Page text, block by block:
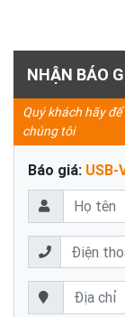
NHẬN BÁO
Quý khách hãy
chúng tôi
Báo giá: USB-